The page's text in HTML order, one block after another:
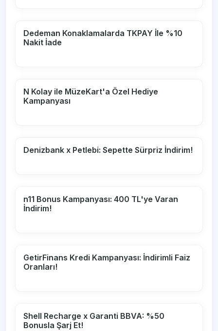
Dedeman Konaklamalarda TKPAY İle %10
Nakit İade
N Kolay ile MüzeKart'a Özel Hediye
Kampanyası
Denizbank x Petlebi: Sepette Sürpriz İndirim!
n11 Bonus Kampanyası: 400 TL'ye Varan
İndirim!
GetirFinans Kredi Kampanyası: İndirimli Faiz
Oranları!
Shell Recharge x Garanti BBVA: %50
Bonusla Şarj Et!